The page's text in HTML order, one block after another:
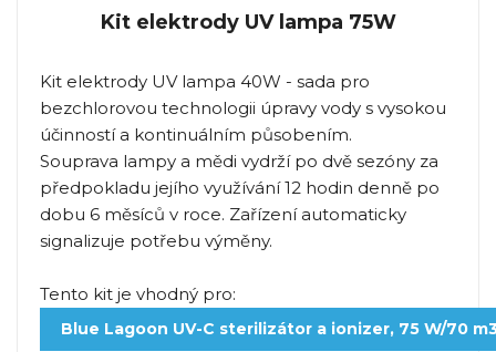
Kit elektrody UV lampa 75W
Kit elektrody UV lampa 40W - sada pro
bezchlorovou technologii úpravy vody s vysokou
účinností a kontinuálním působením.
Souprava lampy a mědi vydrží po dvě sezóny za
předpokladu jejího využívání 12 hodin denně po
dobu 6 měsíců v roce. Zařízení automaticky
signalizuje potřebu výměny.
Tento kit je vhodný pro:
Blue Lagoon UV-C sterilizátor a ionizer, 75 W/70